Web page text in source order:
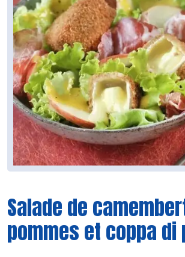
Salade de
pommes et coppa di